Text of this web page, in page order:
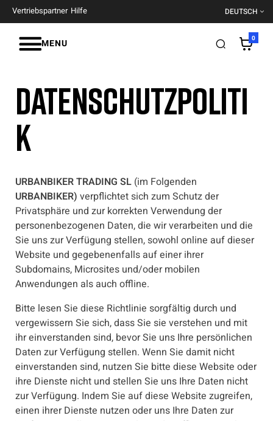
Vertriebspartner Hilfe DEUTSCH
MENU 0
DATENSCHUTZPOLITI
K
URBANBIKER TRADING SL (im Folgenden
URBANBIKER) verpflichtet sich zum Schutz der
Privatsphäre und zur korrekten Verwendung der
personenbezogenen Daten, die wir verarbeiten und die
Sie uns zur Verfügung stellen, sowohl online auf dieser
Website und gegebenenfalls auf einer ihrer
Subdomains, Microsites und/oder mobilen
Anwendungen als auch offline.
Bitte lesen Sie diese Richtlinie sorgfältig durch und
vergewissern Sie sich, dass Sie sie verstehen und mit
ihr einverstanden sind, bevor Sie uns Ihre persönlichen
Daten zur Verfügung stellen. Wenn Sie damit nicht
einverstanden sind, nutzen Sie bitte diese Website oder
ihre Dienste nicht und stellen Sie uns Ihre Daten nicht
zur Verfügung. Indem Sie auf diese Website zugreifen,
einen ihrer Dienste nutzen oder uns Ihre Daten zur